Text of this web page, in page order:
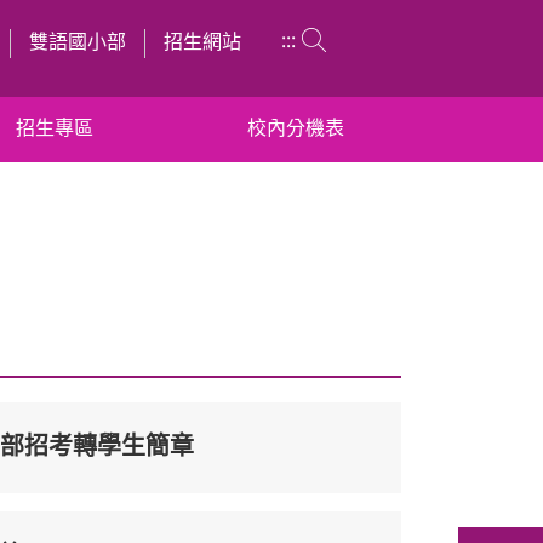
雙語國小部 招生網站 :::
招生專區 校內分機表
招考轉學生簡章